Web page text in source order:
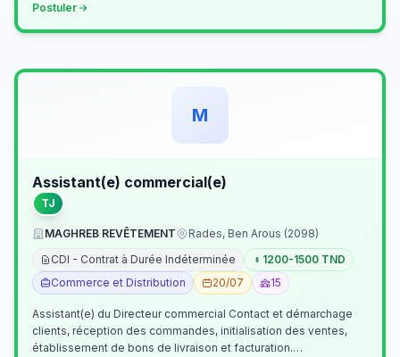
Postuler
M
Assistant(e) commercial(e)
TJ
MAGHREB REVÊTEMENT
Rades, Ben Arous (2098)
CDI - Contrat à Durée Indéterminée
1200-1500 TND
Commerce et Distribution
20/07 15
Assistant(e) du Directeur commercial Contact et démarchage
clients, réception des commandes, initialisation des ventes,
établissement de bons de livraison et facturation.